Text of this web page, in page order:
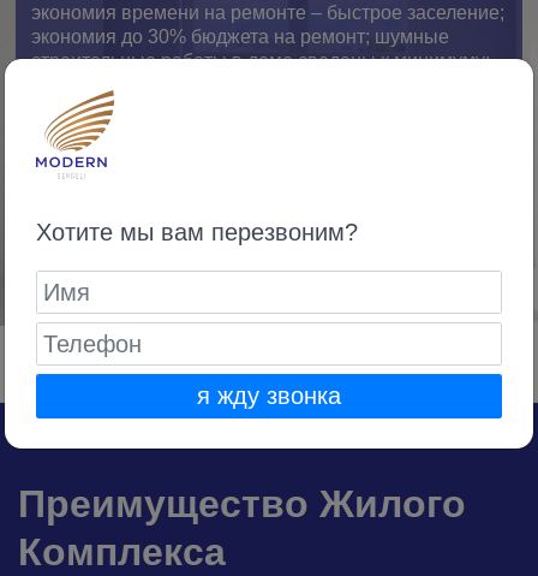
экономия времени на ремонте – быстрое заселение;
экономия до 30% бюджета на ремонт; шумные
строительные работы в доме сведены к минимуму;
приятные хлопоты: выбор вида отделки стен,
напольного покрытия, сантехники и мебели;
качественный ремонт от застройщика – нет риска
ошибок частных бригад.
01
Преимущество Жилого
Комплекса
Хотите мы вам перезвоним?
я жду звонка